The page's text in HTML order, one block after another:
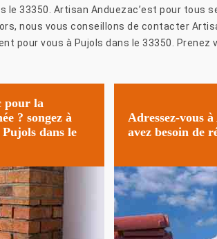
le 33350. Artisan Anduezac’est pour tous
nous vous conseillons de contacter
pour vous à Pujols dans le 33350.
pour la
? songez à
dans le
Adressez-vous
avez besoin de